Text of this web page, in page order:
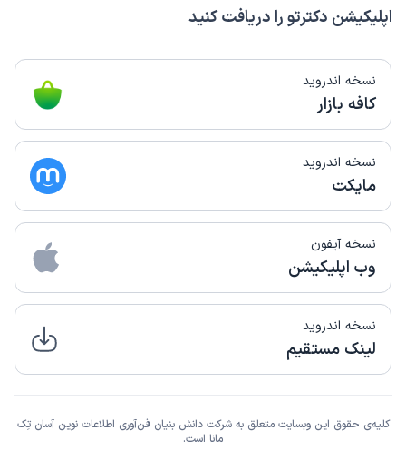
اپلیکیشن دکترتو را دریافت کنید
نسخه اندروید
کافه بازار
نسخه اندروید
مایکت
نسخه آیفون
وب اپلیکیشن
نسخه اندروید
لینک مستقیم
کلیه‌ی حقوق این وبسایت متعلق به شرکت دانش بنیان فن‌آوری اطلاعات نوین آسان تِک
مانا است.